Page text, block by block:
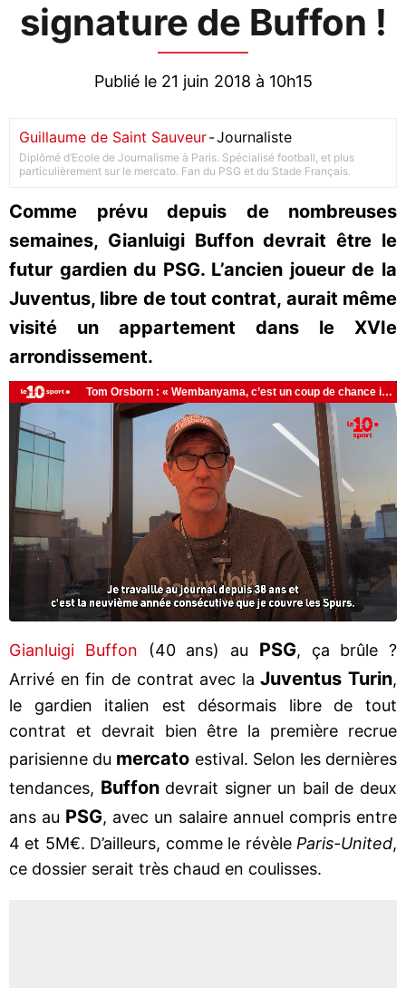
signature de Buffon !
Publié le 21 juin 2018 à 10h15
Guillaume de Saint Sauveur-Journaliste
Diplômé d’Ecole de Journalisme à Paris. Spécialisé football, et plus
particulièrement sur le mercato. Fan du PSG et du Stade Français.
Comme prévu depuis de nombreuses
semaines, Gianluigi Buffon devrait être le
futur gardien du PSG. L’ancien joueur de la
Juventus, libre de tout contrat, aurait même
visité un appartement dans le XVIe
arrondissement.
Gianluigi Buffon (40 ans) au PSG, ça brûle ?
Arrivé en fin de contrat avec la Juventus Turin,
le gardien italien est désormais libre de tout
contrat et devrait bien être la première recrue
parisienne du mercato estival. Selon les dernières
tendances, Buffondevrait signer un bail de deux
ans au PSG, avec un salaire annuel compris entre
4 et 5M€. D’ailleurs, comme le révèle Paris-United,
ce dossier serait très chaud en coulisses.